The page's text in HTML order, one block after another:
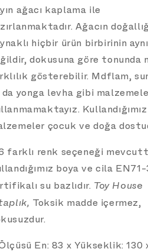
ağacı kaplama ile
Ağacın
hiçbir ürün birbirinin
dokusuna göre tonunda
gösterebilir. Mdflam,
da yonga levha gibi
çocuk ve doğa
farklı renk seçeneği
boya ve cila EN71-
su bazlıdır. Toy House
Toksik madde içermez,
En: 83 x Yükseklik: 130